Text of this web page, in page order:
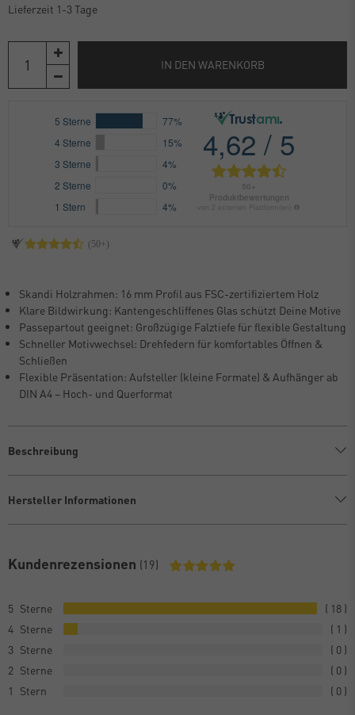
Lieferzeit 1-3 Tage
IN DEN WARENKORB
Skandi Holzrahmen: 16 mm Profil aus FSC-zertifiziertem Holz
Klare Bildwirkung: Kantengeschliffenes Glas schützt Deine Motive
Passepartout geeignet: Großzügige Falztiefe für flexible Gestaltung
Schneller Motivwechsel: Drehfedern für komfortables Öffnen &
Schließen
Flexible Präsentation: Aufsteller (kleine Formate) & Aufhänger ab
DIN A4 – Hoch- und Querformat
Beschreibung
Hersteller Informationen
Kundenrezensionen (19)
5
18
4
1
3
0
2
0
1
0